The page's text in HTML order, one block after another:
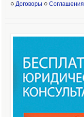
○ Договоры ○ Соглашения